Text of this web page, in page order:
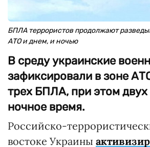
БПЛА террористов продолжают
АТО и днем, и ночью
В среду украинские
зафиксировали в зоне
трех БПЛА, при этом двух
ночное время.
Российско-
востоке Украины